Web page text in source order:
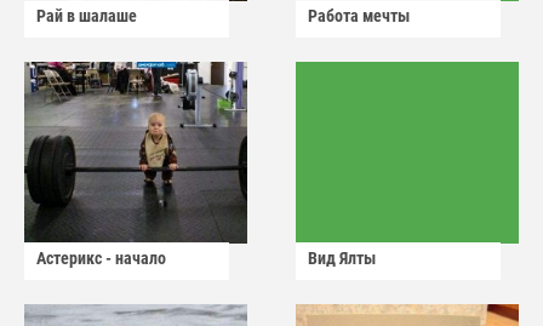
Рай в шалаше Работа мечты
Астерикс - начало Вид Ялты